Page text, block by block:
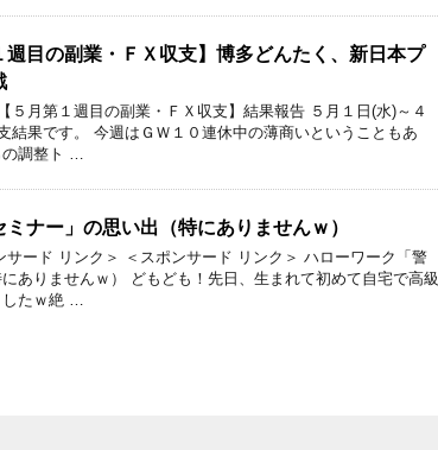
目の副業・ＦＸ収支】博多どんたく、新日本プ
５月第１週目の副業・ＦＸ収支】結果報告 ５月１日(水)～４
結果です。 今週はＧＷ１０連休中の薄商いということもあ
の調整ト …
ナー」の思い出（特にありませんｗ）
サード リンク＞ ＜スポンサード リンク＞ ハローワーク「警
ありませんｗ） どもども！先日、生まれて初めて自宅で高級
したｗ絶 …